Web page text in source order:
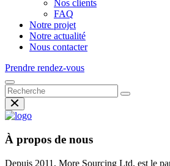
Nos clients
FAQ
Notre projet
Notre actualité
Nous contacter
Prendre rendez-vous
À propos de nous
Depuis 2011, More Sourcing Ltd. est le